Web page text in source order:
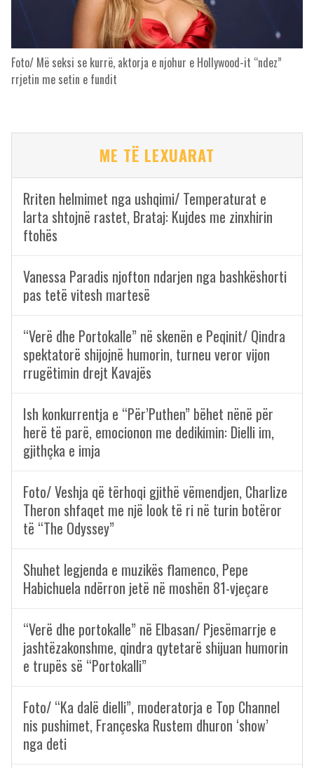
Foto/ Më seksi se kurrë, aktorja e njohur e Hollywood-it “ndez”
rrjetin me setin e fundit
ME TË LEXUARAT
Rriten helmimet nga ushqimi/ Temperaturat e
larta shtojnë rastet, Brataj: Kujdes me zinxhirin
ftohës
Vanessa Paradis njofton ndarjen nga bashkëshorti
pas tetë vitesh martesë
“Verë dhe Portokalle” në skenën e Peqinit/ Qindra
spektatorë shijojnë humorin, turneu veror vijon
rrugëtimin drejt Kavajës
Ish konkurrentja e “Për’Puthen” bëhet nënë për
herë të parë, emocionon me dedikimin: Dielli im,
gjithçka e imja
Foto/ Veshja që tërhoqi gjithë vëmendjen, Charlize
Theron shfaqet me një look të ri në turin botëror
të “The Odyssey”
Shuhet legjenda e muzikës flamenco, Pepe
Habichuela ndërron jetë në moshën 81-vjeçare
“Verë dhe portokalle” në Elbasan/ Pjesëmarrje e
jashtëzakonshme, qindra qytetarë shijuan humorin
e trupës së “Portokalli”
Foto/ “Ka dalë dielli”, moderatorja e Top Channel
nis pushimet, Françeska Rustem dhuron ‘show’
nga deti